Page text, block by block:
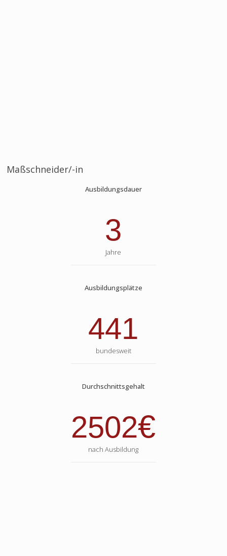
Maßschneider/-in
Ausbildungsdauer
3
Jahre
Ausbildungsplätze
441
bundesweit
Durchschnittsgehalt
2502€
nach Ausbildung